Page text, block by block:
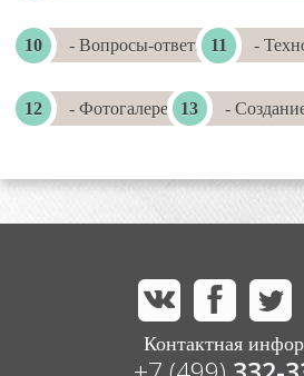
- Вопросы-ответы -
- Фотогалереи -
Контактная